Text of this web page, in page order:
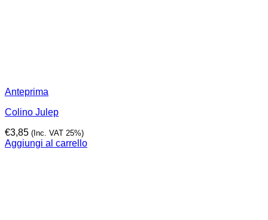
Anteprima
Colino Julep
€3,85 (Inc. VAT 25%)
Aggiungi al carrello